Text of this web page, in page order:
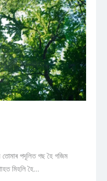
তোমাৰ পদূলিত গছ হৈ গজিম
মিহলি হৈ...